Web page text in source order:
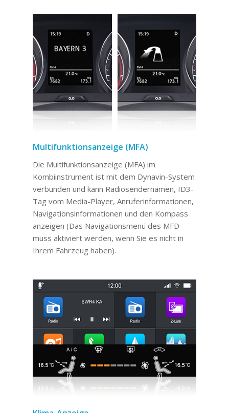
Multifunktionsanzeige (MFA)
Die Multifunktionsanzeige (MFA) im
Kombiinstrument ist mit dem Dynavin-System
verbunden und kann Radiosendernamen, ID3-
Tag vom Media-Player, Anruferinformationen,
Navigationsinformationen und den Kompass
anzeigen (Das Navigationsmenü des MFD
muss aktiviert werden, wenn Sie es nicht in
Ihrem Fahrzeug haben).